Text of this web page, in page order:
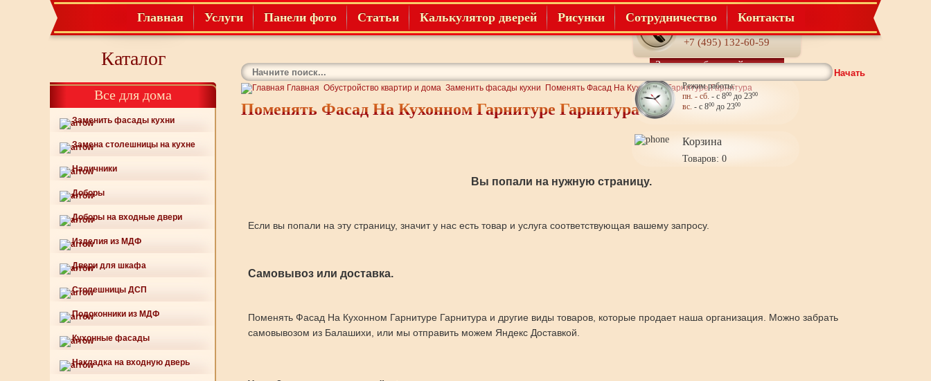
Телефон:
+7 (495) 132-60-59
Заказать обратный звонок
Режим работы:
пн. - сб. - с 800до 2300
вс. - с 800до 2300
Корзина
Товаров: 0
Главная Услуги Панели фото Статьи Калькулятор дверей Рисунки Сотрудничество Контакты
Каталог
Все для дома
Заменить фасады кухни
Замена столешницы на кухне
Наличники
Доборы
Доборы на входные двери
Изделия из МДФ
Двери для шкафа
Столешницы ДСП
Подоконники из МДФ
Кухонные фасады
Накладка на входную дверь
Начать
Главная Обустройство квартир и дома Заменить фасады кухни Поменять Фасад На Кухонном Гарнитуре Гарнитура
Поменять Фасад На Кухонном Гарнитуре Гарнитура
Вы попали на нужную страницу.
Если вы попали на эту страницу, значит у нас есть товар и услуга соответствующая вашему запросу.
Самовывоз или доставка.
Поменять Фасад На Кухонном Гарнитуре Гарнитура и другие виды товаров, которые продает наша организация. Можно забрать
самовывозом из Балашихи, или мы отправить можем Яндекс Доставкой.